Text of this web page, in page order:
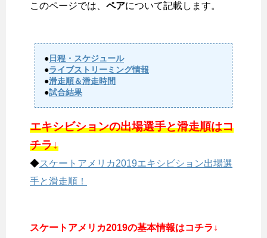
このページでは、 ペアについて記載します。
●日程・スケジュール
●ライブストリーミング情報
●滑走順＆滑走時間
●試合結果
エキシビションの出場選手と滑走順はコ
チラ↓
◆スケートアメリカ2019エキシビション出場選
手と滑走順！
スケートアメリカ2019の基本情報はコチラ↓